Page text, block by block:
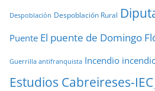
Despoblación Despoblación Rural
Puente El puente de Domingo
Guerrilla antifranquista Incendio
Estudios Cabreireses-IEC